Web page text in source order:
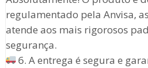
regulamentado pela Anvisa,
atende aos mais rigorosos
segurança.
6. A entrega é segura e